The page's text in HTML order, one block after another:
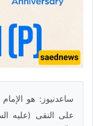
ساعدنیوز: هو
علی النقی (علیه